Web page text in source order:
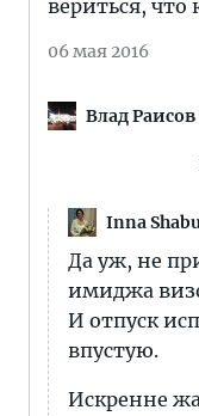
вериться, что
06 мая 2016
Влад Раисов
Inna
Да уж, не
имиджа
И отпуск
впустую.
Искренне